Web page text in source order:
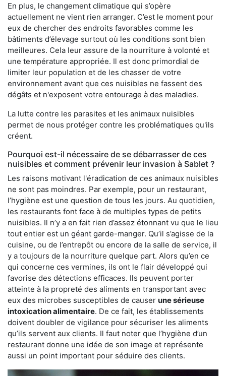
En plus, le changement climatique qui s’opère
actuellement ne vient rien arranger. C’est le moment pour
eux de chercher des endroits favorables comme les
bâtiments d’élevage surtout où les conditions sont bien
meilleures. Cela leur assure de la nourriture à volonté et
une température appropriée. Il est donc primordial de
limiter leur population et de les chasser de votre
environnement avant que ces nuisibles ne fassent des
dégâts et n'exposent votre entourage à des maladies.
La lutte contre les parasites et les animaux nuisibles
permet de nous protéger contre les problématiques qu'ils
créent.
Pourquoi est-il nécessaire de se débarrasser de ces
nuisibles et comment prévenir leur invasion à Sablet ?
Les raisons motivant l'éradication de ces animaux nuisibles
ne sont pas moindres. Par exemple, pour un restaurant,
l’hygiène est une question de tous les jours. Au quotidien,
les restaurants font face à de multiples types de petits
nuisibles. Il n’y a en fait rien d’assez étonnant vu que le lieu
tout entier est un géant garde-manger. Qu’il s’agisse de la
cuisine, ou de l’entrepôt ou encore de la salle de service, il
y a toujours de la nourriture quelque part. Alors qu’en ce
qui concerne ces vermines, ils ont le flair développé qui
favorise des détections efficaces. Ils peuvent porter
atteinte à la propreté des aliments en transportant avec
eux des microbes susceptibles de causer une sérieuse
intoxication alimentaire. De ce fait, les établissements
doivent doubler de vigilance pour sécuriser les aliments
qu’ils servent aux clients. Il faut noter que l’hygiène d’un
restaurant donne une idée de son image et représente
aussi un point important pour séduire des clients.